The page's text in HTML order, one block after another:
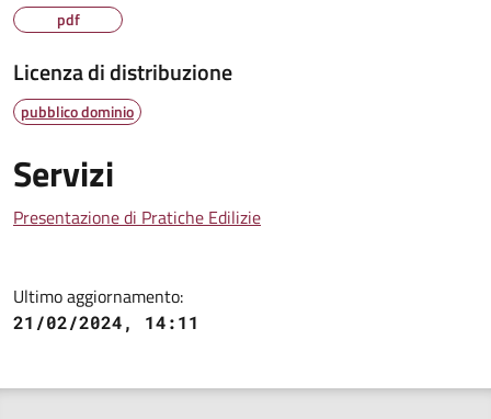
pdf
Licenza di distribuzione
pubblico dominio
Servizi
Presentazione di Pratiche Edilizie
Ultimo aggiornamento:
21/02/2024, 14:11